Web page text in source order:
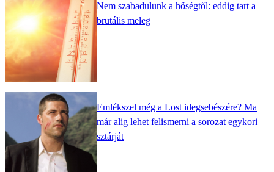
Nem szabadulunk a hőségtől: eddig tart a
brutális meleg
Emlékszel még a Lost idegsebészére? Ma
már alig lehet felismerni a sorozat egykori
sztárját